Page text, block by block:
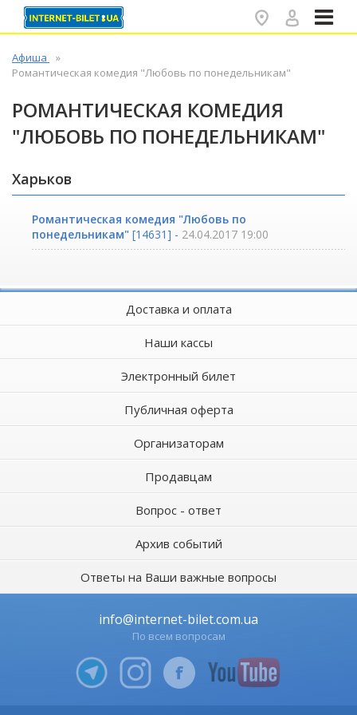
Афиша
Романтическая комедия "Любовь по понедельникам"
РОМАНТИЧЕСКАЯ КОМЕДИЯ
"ЛЮБОВЬ ПО ПОНЕДЕЛЬНИКАМ"
Харьков
Романтическая комедия "Любовь по
понедельникам" [14631] - 24.04.2017 19:00
Доставка и оплата
Наши кассы
Электронный билет
Публичная оферта
Организаторам
Продавцам
Вопрос - ответ
Архив событий
Ответы на Ваши важные вопросы
info@internet-bilet.com.ua
По всем вопросам